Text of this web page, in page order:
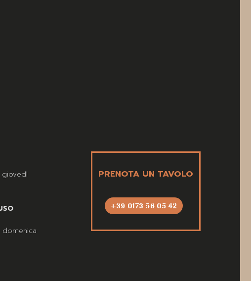
giovedì
domenica
PRENOTA UN TAVOLO
+39 0173 56 05 42